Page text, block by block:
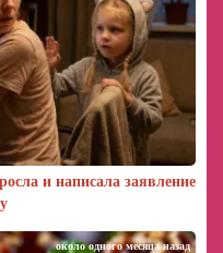
и написала заявление
около одного месяца назад